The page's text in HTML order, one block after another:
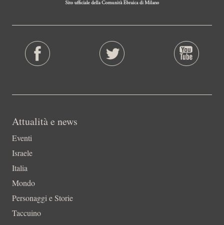
Attualità e news
Eventi
Israele
Italia
Mondo
Personaggi e Storie
Taccuino